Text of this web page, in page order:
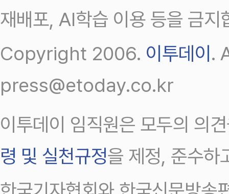
재배포, AI학습 이용 등을 금지
Copyright 2006. 이투데이 .
press@etoday.co.kr
이투데이 임직원은 모두의 의
령 및 실천규정을 제정, 준수하